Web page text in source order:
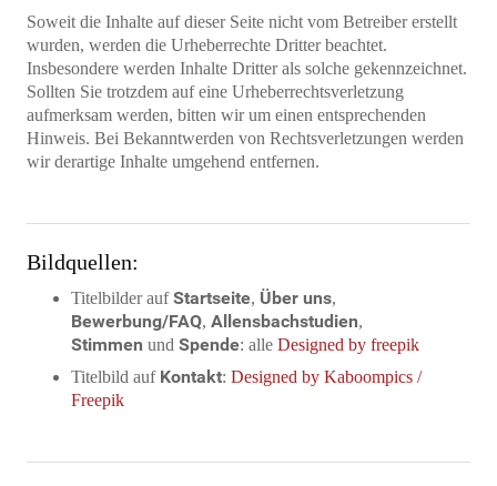
Soweit die Inhalte auf dieser Seite nicht vom Betreiber erstellt
wurden, werden die Urheberrechte Dritter beachtet.
Insbesondere werden Inhalte Dritter als solche gekennzeichnet.
Sollten Sie trotzdem auf eine Urheberrechtsverletzung
aufmerksam werden, bitten wir um einen entsprechenden
Hinweis. Bei Bekanntwerden von Rechtsverletzungen werden
wir derartige Inhalte umgehend entfernen.
Bildquellen:
Titelbilder aufStartseite, Über uns,
Bewerbung/FAQ, Allensbachstudien,
Stimmen und Spende: alle Designed by freepik
Titelbild auf Kontakt: Designed by Kaboompics /
Freepik